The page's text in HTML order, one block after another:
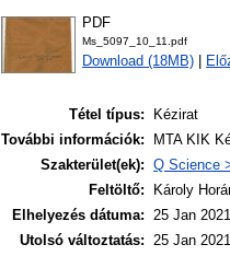
PDF
Ms_5097_10_11.pdf
Download (18MB)
Tétel típus:
Kézirat
További információk:
MTA KIK
Szakterület(ek): Q Science
Feltöltő:
Károly
Elhelyezés dátuma: 25 Jan
Utolsó változtatás: 25 Jan